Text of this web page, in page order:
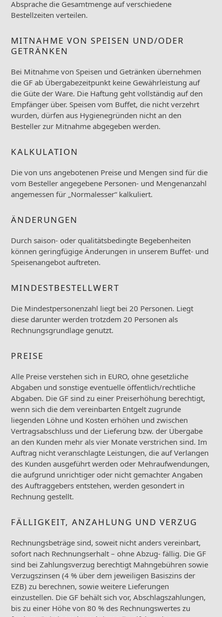
Absprache die Gesamtmenge auf verschiedene
Bestellzeiten verteilen.
MITNAHME VON SPEISEN UND/ODER
GETRÄNKEN
Bei Mitnahme von Speisen und Getränken übernehmen
die GF ab Übergabezeitpunkt keine Gewährleistung auf
die Güte der Ware. Die Haftung geht vollständig auf den
Empfänger über. Speisen vom Buffet, die nicht verzehrt
wurden, dürfen aus Hygienegründen nicht an den
Besteller zur Mitnahme abgegeben werden.
KALKULATION
Die von uns angebotenen Preise und Mengen sind für die
vom Besteller angegebene Personen- und Mengenanzahl
angemessen für „Normalesser“ kalkuliert.
ÄNDERUNGEN
Durch saison- oder qualitätsbedingte Begebenheiten
können geringfügige Änderungen in unserem Buffet- und
Speisenangebot auftreten.
MINDESTBESTELLWERT
Die Mindestpersonenzahl liegt bei 20 Personen. Liegt
diese darunter werden trotzdem 20 Personen als
Rechnungsgrundlage genutzt.
PREISE
Alle Preise verstehen sich in EURO, ohne gesetzliche
Abgaben und sonstige eventuelle öffentlich/rechtliche
Abgaben. Die GF sind zu einer Preiserhöhung berechtigt,
wenn sich die dem vereinbarten Entgelt zugrunde
liegenden Löhne und Kosten erhöhen und zwischen
Vertragsabschluss und der Lieferung bzw. der Übergabe
an den Kunden mehr als vier Monate verstrichen sind. Im
Auftrag nicht veranschlagte Leistungen, die auf Verlangen
des Kunden ausgeführt werden oder Mehraufwendungen,
die aufgrund unrichtiger oder nicht gemachter Angaben
des Auftraggebers entstehen, werden gesondert in
Rechnung gestellt.
FÄLLIGKEIT, ANZAHLUNG UND VERZUG
Rechnungsbeträge sind, soweit nicht anders vereinbart,
sofort nach Rechnungserhalt – ohne Abzug- fällig. Die GF
sind bei Zahlungsverzug berechtigt Mahngebühren sowie
Verzugszinsen (4 % über dem jeweiligen Basiszins der
EZB) zu berechnen, sowie weitere Lieferungen
einzustellen. Die GF behält sich vor, Abschlagszahlungen,
bis zu einer Höhe von 80 % des Rechnungswertes zu